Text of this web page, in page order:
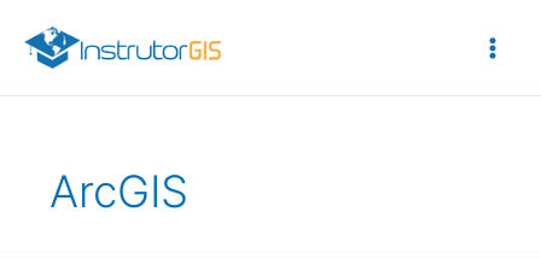
para
conteúdo
ArcGIS